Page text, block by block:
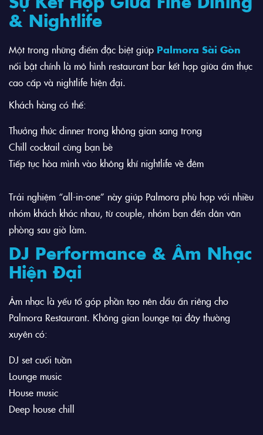
& Nightlife
Một trong những điểm đặc biệt giúp Palmora Sài Gòn
nổi bật chính là mô hình restaurant bar kết hợp giữa ẩm thực
cao cấp và nightlife hiện đại.
Khách hàng có thể:
Thưởng thức dinner trong không gian sang trọng
Chill cocktail cùng bạn bè
Tiếp tục hòa mình vào không khí nightlife về đêm
Trải nghiệm “all-in-one” này giúp Palmora phù hợp với nhiều
nhóm khách khác nhau, từ couple, nhóm bạn đến dân văn
phòng sau giờ làm.
DJ Performance & Âm Nhạc
Hiện Đại
Âm nhạc là yếu tố góp phần tạo nên dấu ấn riêng cho
Palmora Restaurant. Không gian lounge tại đây thường
xuyên có:
DJ set cuối tuần
Lounge music
House music
Deep house chill